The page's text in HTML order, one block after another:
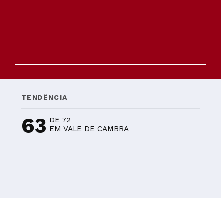
TENDÊNCIA
63 DE 72
EM VALE DE CAMBRA